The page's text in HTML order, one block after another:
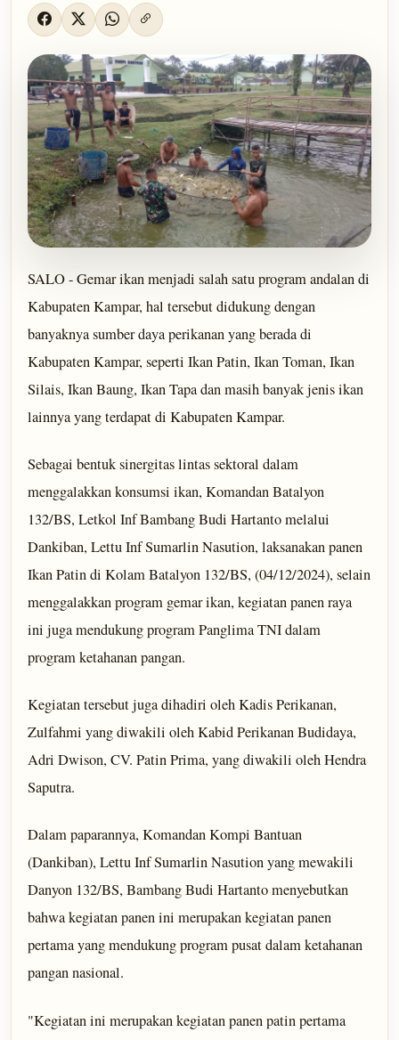
SALO - Gemar ikan menjadi salah satu program andalan di
Kabupaten Kampar, hal tersebut didukung dengan
banyaknya sumber daya perikanan yang berada di
Kabupaten Kampar, seperti Ikan Patin, Ikan Toman, Ikan
Silais, Ikan Baung, Ikan Tapa dan masih banyak jenis ikan
lainnya yang terdapat di Kabupaten Kampar.
Sebagai bentuk sinergitas lintas sektoral dalam
menggalakkan konsumsi ikan, Komandan Batalyon
132/BS, Letkol Inf Bambang Budi Hartanto melalui
Dankiban, Lettu Inf Sumarlin Nasution, laksanakan panen
Ikan Patin di Kolam Batalyon 132/BS, (04/12/2024), selain
menggalakkan program gemar ikan, kegiatan panen raya
ini juga mendukung program Panglima TNI dalam
program ketahanan pangan.
Kegiatan tersebut juga dihadiri oleh Kadis Perikanan,
Zulfahmi yang diwakili oleh Kabid Perikanan Budidaya,
Adri Dwison, CV. Patin Prima, yang diwakili oleh Hendra
Saputra.
Dalam paparannya, Komandan Kompi Bantuan
(Dankiban), Lettu Inf Sumarlin Nasution yang mewakili
Danyon 132/BS, Bambang Budi Hartanto menyebutkan
bahwa kegiatan panen ini merupakan kegiatan panen
pertama yang mendukung program pusat dalam ketahanan
pangan nasional.
"Kegiatan ini merupakan kegiatan panen patin pertama